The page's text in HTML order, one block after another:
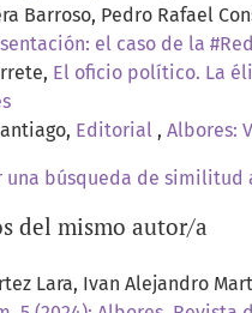
Barroso, Pedro Rafael
el caso de la
El oficio político. La
Editorial , Albores:
una búsqueda de similitud
del mismo autor/a
Lara, Ivan Alejandro